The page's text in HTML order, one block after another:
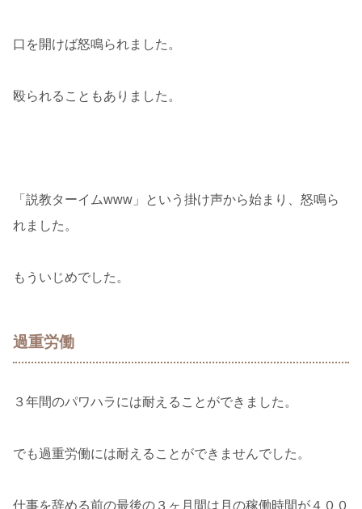
口を開けば怒鳴られました。
殴られることもありました。
「説教ターイムwww」という掛け声から始まり、怒鳴ら
れました。
もういじめでした。
過重労働
３年間のパワハラには耐えることができました。
でも過重労働には耐えることができませんでした。
仕事を辞める前の最後の３ヶ月間は月の稼働時間が４００